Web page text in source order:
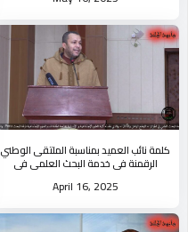
كلمة نائب العميد بمناسبة الملتقى الوطني
الرقمنة في خدمة البحث العلمي في
April 16, 2025